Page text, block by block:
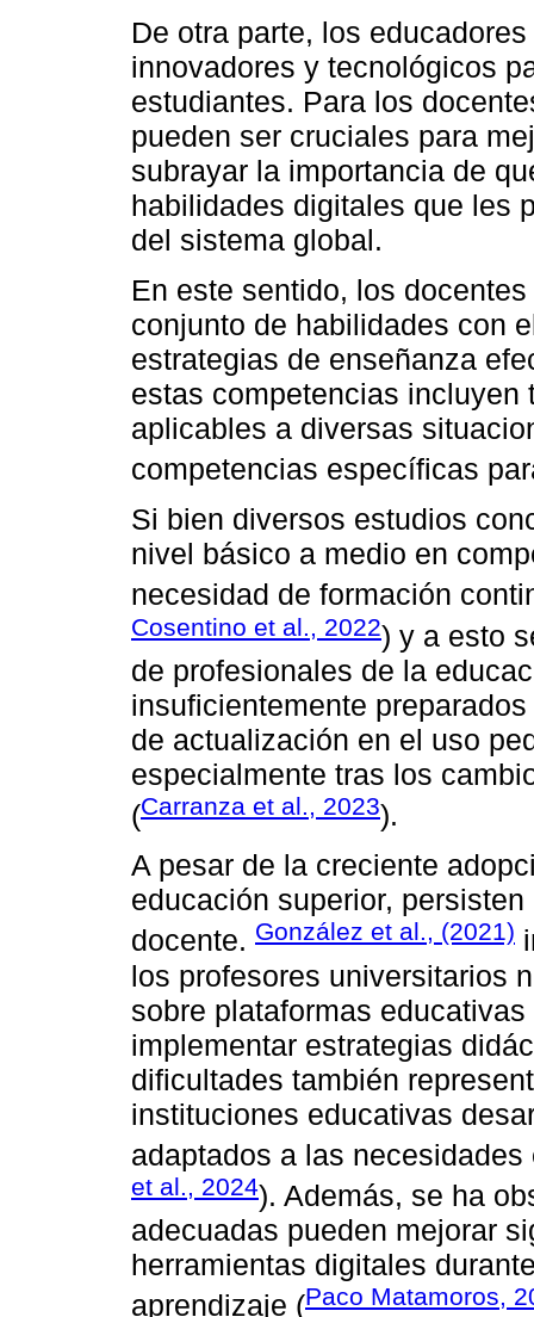
De otra parte, los
innovadores y tecnológicos
estudiantes. Para los
pueden ser cruciales para
subrayar la importancia de
habilidades digitales que les
del sistema global.
En este sentido, los
conjunto de habilidades con
estrategias de enseñanza
estas competencias
aplicables a diversas
competencias específicas
Si bien diversos estudios
nivel básico a medio en
necesidad de formación
Cosentino et al., 2022) y a esto
de profesionales de la
insuficientemente
de actualización en el uso
especialmente tras los
(Carranza et al., 2023).
A pesar de la creciente
educación superior,
docente. González et al., (2021)
los profesores universitarios
sobre plataformas
implementar estrategias
dificultades también
instituciones educativas
adaptados a las
et al., 2024). Además, se ha
adecuadas pueden mejorar
herramientas digitales
aprendizaje (Paco Matamoros,